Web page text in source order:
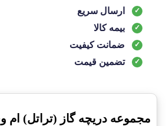
ارسال سریع
بیمه کالا
ضمانت کیفیت
تضمین قیمت
مجموعه دریچه گاز (تراتل) ام وی